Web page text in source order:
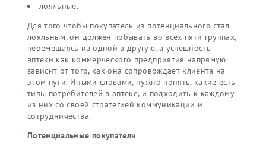
лояльные.
Для того чтобы покупатель из потенциального стал
лояльным, он должен побывать во всех пяти группах,
перемещаясь из одной в другую, а успешность
аптеки как коммерческого предприятия напрямую
зависит от того, как она сопровождает клиента на
этом пути. Иными словами, нужно понять, какие есть
типы потребителей в аптеке, и подходить к каждому
из них со своей стратегией коммуникации и
сотрудничества.
Потенциальные покупатели